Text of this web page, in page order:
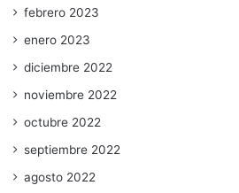
febrero 2023
enero 2023
diciembre 2022
noviembre 2022
octubre 2022
septiembre 2022
agosto 2022